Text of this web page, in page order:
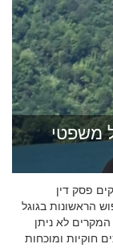
משפטי
או דוחקים פסק דין
הראשונות בגוגל
המקרים לא ניתן
חוקיות ומוכחות